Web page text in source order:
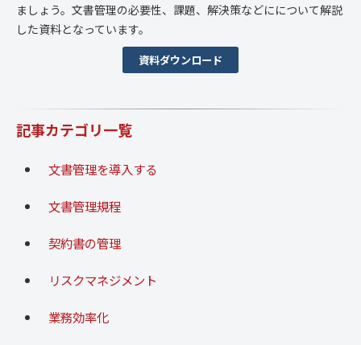
ましょう。文書管理の必要性、課題、解決策などにについて解説
した資料となっています。
資料ダウンロード
記事カテゴリ一覧
文書管理を導入する
文書管理規程
契約書の管理
リスクマネジメント
業務効率化